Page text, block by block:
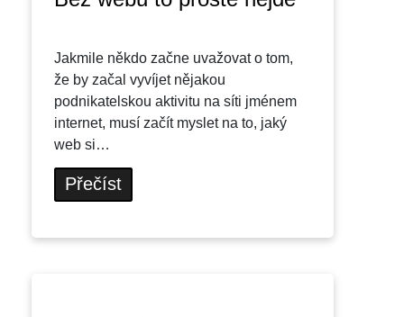
Jakmile někdo začne uvažovat o tom,
že by začal vyvíjet nějakou
podnikatelskou aktivitu na síti jménem
internet, musí začít myslet na to, jaký
web si…
Přečíst